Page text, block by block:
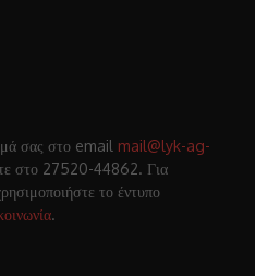
σας στο email mail@lyk-ag-
στο 27520-44862. Για
το έντυπο
.